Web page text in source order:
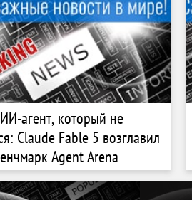
агент, который не
Claude Fable 5 возглавил
Agent Arena